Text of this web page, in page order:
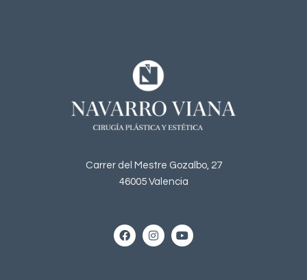
Carrer del Mestre Gozalbo, 27
46005 Valencia